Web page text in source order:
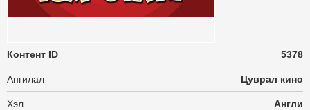
Контент ID 5378
Ангилал Цуврал кино
Хэл Англи